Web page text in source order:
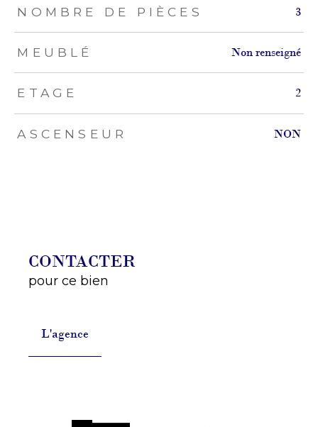
NOMBRE DE PIÈCES 3
MEUBLÉ Non renseigné
ETAGE 2
ASCENSEUR NON
CONTACTER
pour ce bien
L'agence